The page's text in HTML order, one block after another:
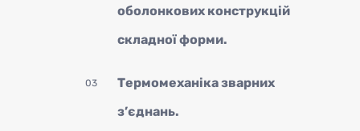
оболонкових конструкцій
складної форми.
03
Термомеханіка зварних
з’єднань.